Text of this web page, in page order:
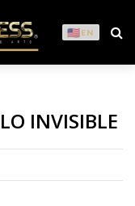
INVISIBLE
EN